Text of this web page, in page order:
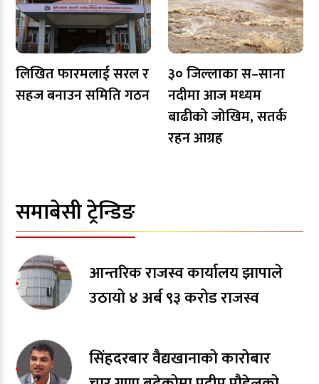
लिखित फारमलाई सरल र
सहज बनाउन समिति गठन
३० जिल्लाका स–साना
नदीमा आज मध्यम
बाढीको जोखिम, सतर्क
रहन आग्रह
समाबेसी ट्रेन्डिङ
आन्तरिक राजस्व कार्यालय झापाले
उठायो ४ अर्ब ९३ करोड राजस्व
सिंहदरबार वैद्यखानाको कारोबार